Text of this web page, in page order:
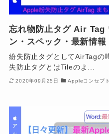
忘れ物防止タグ Air Tag
ン・スペック・最新情報
紛失防止タグとしてAirTagの
失防止タグとはTileのよ...
2020年09月25日 Appleコンセプ